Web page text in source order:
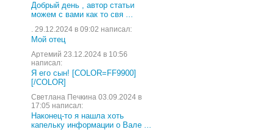
Добрый день , автор статьи
можем с вами как то свя ...
. 29.12.2024 в 09:02 написал:
Мой отец
Артемий 23.12.2024 в 10:56
написал:
Я его сын! [COLOR=FF9900]
[/COLOR]
Светлана Печкина 03.09.2024 в
17:05 написал:
Наконец-то я нашла хоть
капельку информации о Вале ...